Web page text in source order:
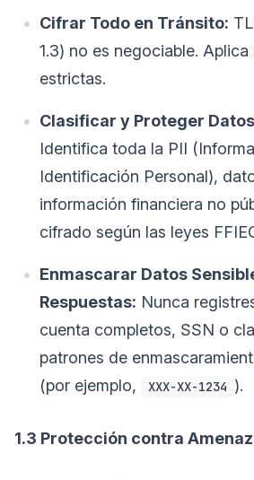
Cifrar Todo en Tránsito:
1.3) no es negociable.
estrictas.
Clasificar y Proteger
Identifica toda la PII
Identificación Personal),
información financiera no
cifrado según las leyes
Enmascarar Datos
Respuestas: Nunca
cuenta completos, SSN o
patrones de
(por ejemplo,
XXX-XX-1234 ).
1.3 Protección contra